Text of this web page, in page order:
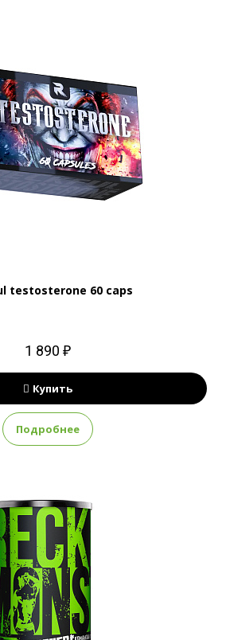
testosterone 60 caps
1 890 ₽
Купить
Подробнее